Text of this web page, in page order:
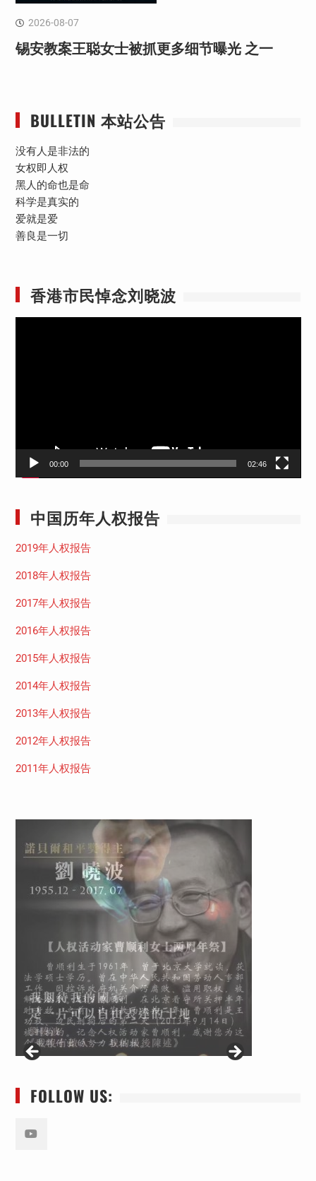
2026-08-07
锡安教案王聪女士被抓更多细节曝光 之一
BULLETIN 本站公告
没有人是非法的
女权即人权
黑人的命也是命
科学是真实的
爱就是爱
善良是一切
香港市民悼念刘晓波
00:00 02:46
中国历年人权报告
2019年人权报告
2018年人权报告
2017年人权报告
2016年人权报告
2015年人权报告
2014年人权报告
2013年人权报告
2012年人权报告
2011年人权报告
FOLLOW US: